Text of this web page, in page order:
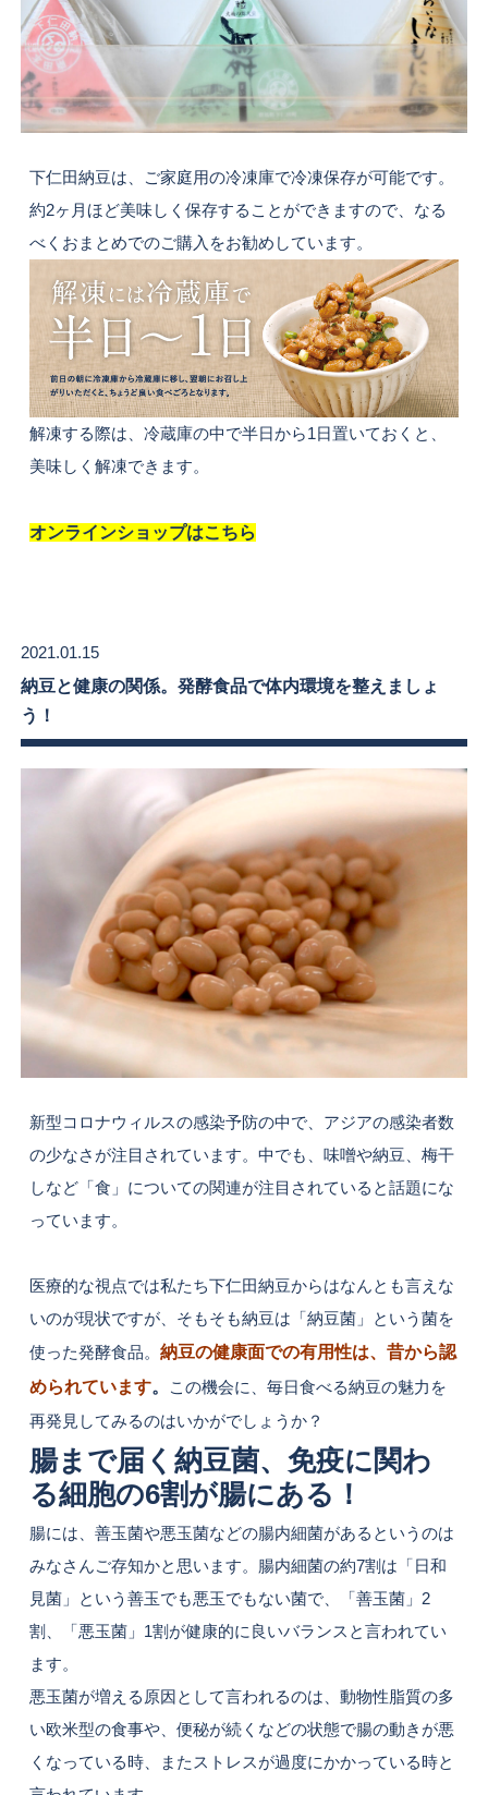
下仁田納豆は、ご家庭用の冷凍庫で冷凍保存が可能です。
約2ヶ月ほど美味しく保存することができますので、なる
べくおまとめでのご購入をお勧めしています。
解凍する際は、冷蔵庫の中で半日から1日置いておくと、
美味しく解凍できます。
オンラインショップはこちら
2021.01.15
納豆と健康の関係。発酵食品で体内環境を整えましょ
う！
新型コロナウィルスの感染予防の中で、アジアの感染者数
の少なさが注目されています。中でも、味噌や納豆、梅干
しなど「食」についての関連が注目されていると話題にな
っています。
医療的な視点では私たち下仁田納豆からはなんとも言えな
いのが現状ですが、そもそも納豆は「納豆菌」という菌を
使った発酵食品。納豆の健康面での有用性は、昔から認
められています。 この機会に、毎日食べる納豆の魅力を
再発見してみるのはいかがでしょうか？
腸まで届く納豆菌、免疫に関わ
る細胞の6割が腸にある！
腸には、善玉菌や悪玉菌などの腸内細菌があるというのは
みなさんご存知かと思います。腸内細菌の約7割は「日和
見菌」という善玉でも悪玉でもない菌で、「善玉菌」2
割、「悪玉菌」1割が健康的に良いバランスと言われてい
ます。
悪玉菌が増える原因として言われるのは、動物性脂質の多
い欧米型の食事や、便秘が続くなどの状態で腸の動きが悪
くなっている時、またストレスが過度にかかっている時と